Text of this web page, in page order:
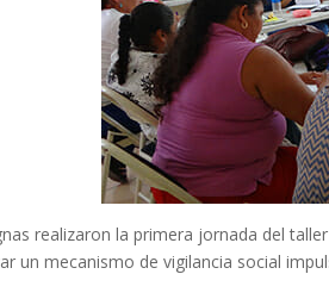
realizaron la primera jornada del
un mecanismo de vigilancia social